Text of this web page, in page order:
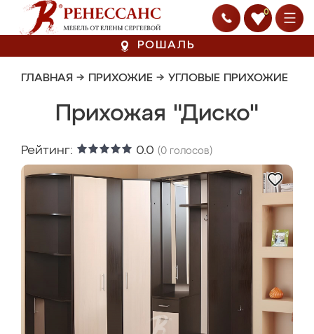
0
РОШАЛЬ
ГЛАВНАЯ → ПРИХОЖИЕ → УГЛОВЫЕ ПРИХОЖИЕ
Прихожая "Диско"
Рейтинг: 0.0 (0 голосов)